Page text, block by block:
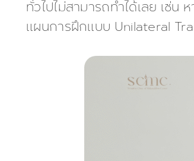
ทั่วไปไม่สามารถทำได้เลย เช่
แผนการฝึกแบบ Unilateral